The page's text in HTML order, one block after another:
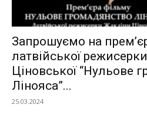
Запрошуємо на
латвійської
Ціновської “Нульове
Лінояса”...
25.03.2024